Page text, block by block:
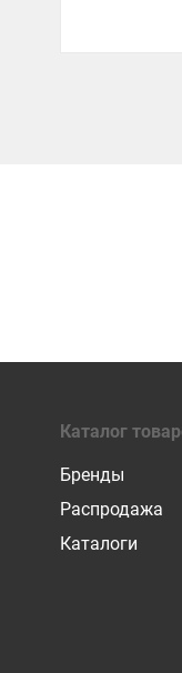
Каталог
Бренды
Распродажа
Каталоги